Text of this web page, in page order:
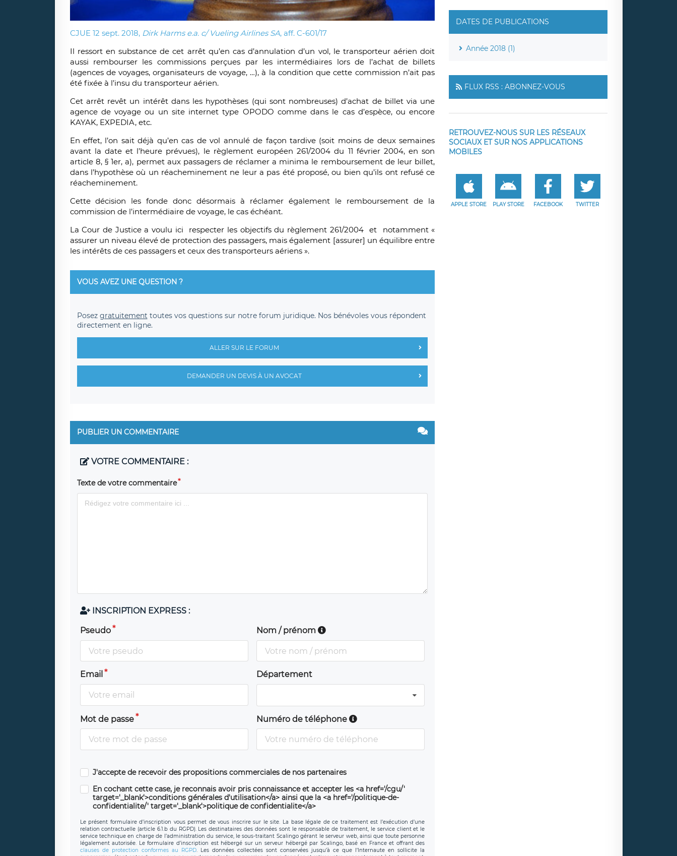
CJUE 12 sept. 2018, Dirk Harms e.a. c/ Vueling Airlines SA, aff. C-601/17
Il ressort en substance de cet arrêt qu’en cas d’annulation d’un vol, le transporteur aérien doit
aussi rembourser les commissions perçues par les intermédiaires lors de l’achat de billets
(agences de voyages, organisateurs de voyage, …), à la condition que cette commission n’ait pas
été fixée à l’insu du transporteur aérien.
Cet arrêt revêt un intérêt dans les hypothèses (qui sont nombreuses) d’achat de billet via une
agence de voyage ou un site internet type OPODO comme dans le cas d’espèce, ou encore
KAYAK, EXPEDIA, etc.
En effet, l’on sait déjà qu’en cas de vol annulé de façon tardive (soit moins de deux semaines
avant la date et l’heure prévues), le règlement européen 261/2004 du 11 février 2004, en son
article 8, § 1er, a), permet aux passagers de réclamer a minima le remboursement de leur billet,
dans l’hypothèse où un réacheminement ne leur a pas été proposé, ou bien qu’ils ont refusé ce
réacheminement.
Cette décision les fonde donc désormais à réclamer également le remboursement de la
commission de l’intermédiaire de voyage, le cas échéant.
La Cour de Justice a voulu ici respecter les objectifs du règlement 261/2004 et notamment «
assurer un niveau élevé de protection des passagers, mais également [assurer] un équilibre entre
les intérêts de ces passagers et ceux des transporteurs aériens ».
VOUS AVEZ UNE QUESTION ?
Posez gratuitement toutes vos questions sur notre forum juridique. Nos bénévoles vous répondent
directement en ligne.
ALLER SUR LE FORUM
DEMANDER UN DEVIS À UN AVOCAT
PUBLIER UN COMMENTAIRE
VOTRE COMMENTAIRE :
Texte de votre commentaire
INSCRIPTION EXPRESS :
Pseudo Nom / prénom
Email Département
Mot de passe Numéro de téléphone
J'accepte de recevoir des propositions commerciales de nos partenaires
En cochant cette case, je reconnais avoir pris connaissance et accepter les <a href='/cgu/'
target='_blank'>conditions générales d'utilisation</a> ainsi que la <a href='/politique-de-
confidentialite/' target='_blank'>politique de confidentialite</a>
Le présent formulaire d’inscription vous permet de vous inscrire sur le site. La base légale de ce traitement est l’exécution d’une
relation contractuelle (article 6.1.b du RGPD). Les destinataires des données sont le responsable de traitement, le service client et le
service technique en charge de l’administration du service, le sous-traitant Scalingo gérant le serveur web, ainsi que toute personne
légalement autorisée. Le formulaire d’inscription est hébergé sur un serveur hébergé par Scalingo, basé en France et offrant des
clauses de protection conformes au RGPD. Les données collectées sont conservées jusqu’à ce que l’Internaute en sollicite la
DATES DE PUBLICATIONS
Année 2018 (1)
FLUX RSS : ABONNEZ-VOUS
RETROUVEZ-NOUS SUR LES RÉSEAUX
SOCIAUX ET SUR NOS APPLICATIONS
MOBILES
APPLE STORE PLAY STORE FACEBOOK TWITTER